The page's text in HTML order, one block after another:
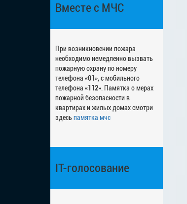
Вместе с МЧС
При возникновении пожара
необходимо немедленно вызвать
пожарную охрану по номеру
телефона «01 », с мобильного
телефона «112». Памятка о мерах
пожарной безопасности в
квартирах и жилых домах смотри
здесьпамятка мчс
IT-голосование